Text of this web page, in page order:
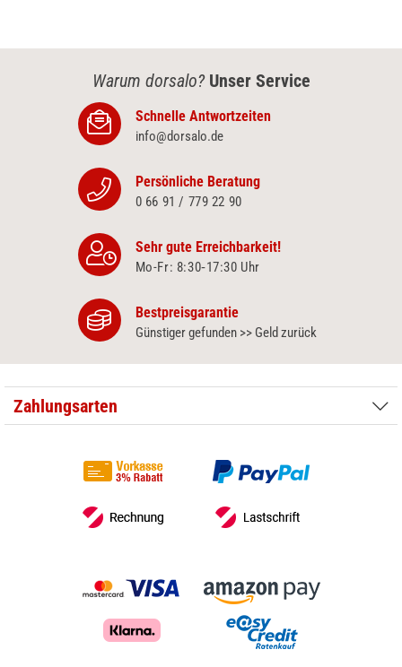
Warum dorsalo? Unser Service
Schnelle Antwortzeiten
info@dorsalo.de
Persönliche Beratung
0 66 91 / 779 22 90
Sehr gute Erreichbarkeit!
Mo-Fr: 8:30‑17:30 Uhr
Bestpreisgarantie
Günstiger gefunden >> Geld zurück
Zahlungsarten